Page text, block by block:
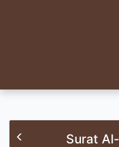
Surat